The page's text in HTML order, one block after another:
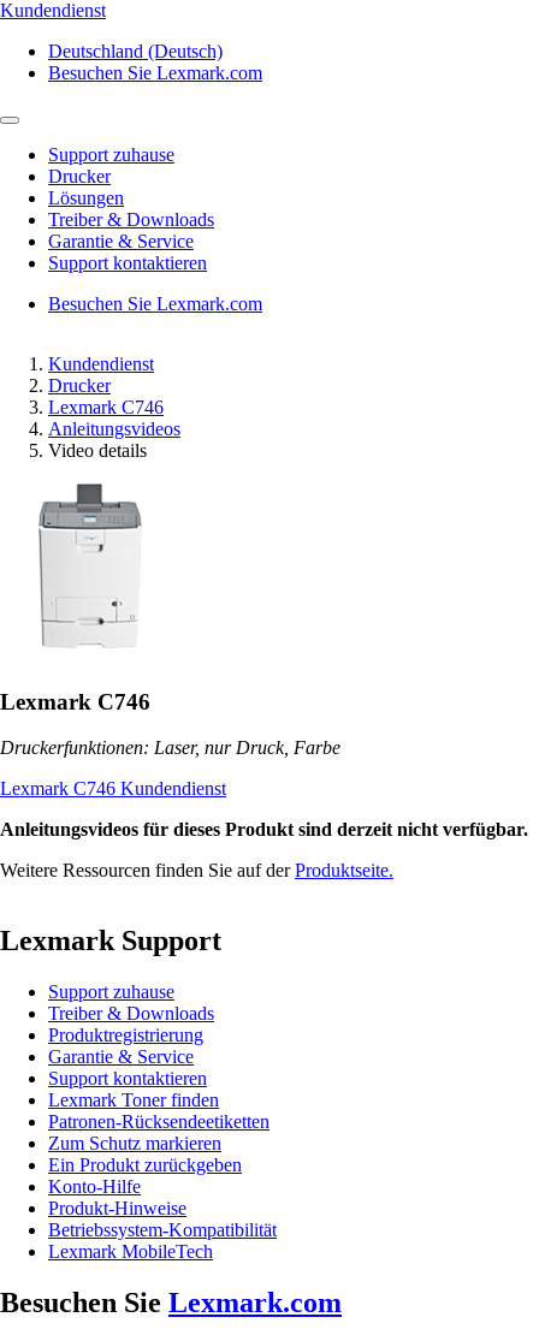
Kundendienst
Deutschland (Deutsch)
Besuchen Sie Lexmark.com
Support zuhause
Drucker
Lösungen
Treiber & Downloads
Garantie & Service
Support kontaktieren
Besuchen Sie Lexmark.com
Kundendienst
Drucker
Lexmark C746
Anleitungsvideos
Video details
Lexmark C746
Druckerfunktionen: Laser, nur Druck, Farbe
Lexmark C746 Kundendienst
Anleitungsvideos für dieses Produkt sind derzeit nicht verfügbar.
Weitere Ressourcen finden Sie auf derProduktseite.
Lexmark Support
Support zuhause
Treiber & Downloads
Produktregistrierung
Garantie & Service
Support kontaktieren
Lexmark Toner finden
Patronen-Rücksendeetiketten
Zum Schutz markieren
Ein Produkt zurückgeben
Konto-Hilfe
Produkt-Hinweise
Betriebssystem-Kompatibilität
Lexmark MobileTech
Besuchen Sie Lexmark.com